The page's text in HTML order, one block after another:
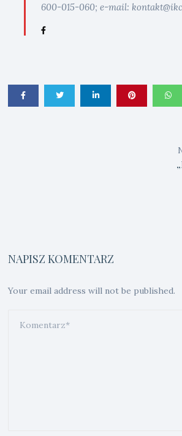
600-015-060; e-mail:
NAPISZ KOMENTARZ
Your email address will not be published.